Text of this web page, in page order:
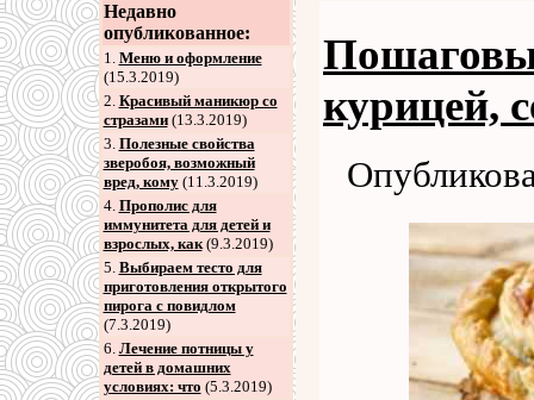
Недавно
опубликованное:
1. Меню и оформление
(15.3.2019)
2. Красивый маникюр со
стразами(13.3.2019)
3. Полезные свойства
зверобоя, возможный
вред, кому(11.3.2019)
4. Прополис для
иммунитета для детей и
взрослых, как(9.3.2019)
5. Выбираем тесто для
приготовления открытого
пирога с повидлом
(7.3.2019)
6. Лечение потницы у
детей в домашних
условиях: что (5.3.2019)
курицей,